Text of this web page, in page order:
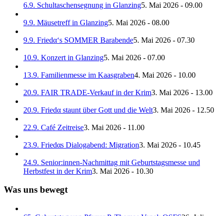
6.9. Schultaschensegnung in Glanzing5. Mai 2026 - 09.00
9.9. Mäusetreff in Glanzing5. Mai 2026 - 08.00
9.9. Friedα‘s SOMMER Barabende5. Mai 2026 - 07.30
10.9. Konzert in Glanzing5. Mai 2026 - 07.00
13.9. Familienmesse im Kaasgraben4. Mai 2026 - 10.00
20.9. FAIR TRADE-Verkauf in der Krim3. Mai 2026 - 13.00
20.9. Friedα staunt über Gott und die Welt3. Mai 2026 - 12.50
22.9. Café Zeitreise3. Mai 2026 - 11.00
23.9. Friedαs Dialogabend: Migration3. Mai 2026 - 10.45
24.9. Senior:innen-Nachmittag mit Geburtstagsmesse und
Herbstfest in der Krim3. Mai 2026 - 10.30
Was uns bewegt